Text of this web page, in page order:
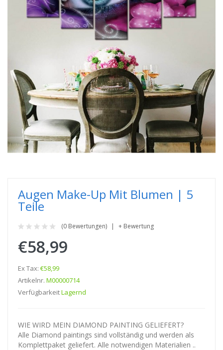
Augen Make-Up Mit Blumen | 5
Teile
(0 Bewertungen) + Bewertung
€58,99
Ex Tax: €58,99
Artikelnr. M00000714
VerfügbarkeitLagernd
WIE WIRD MEIN DIAMOND PAINTING GELIEFERT?
Alle Diamond paintings sind vollständig und werden als
Komplettpaket geliefert. Alle notwendigen Materialien ..